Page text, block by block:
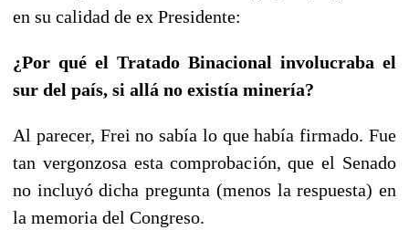
en su calidad de ex Presidente:
¿Por qué el Tratado Binacional involucraba el
sur del país, si allá no existía minería?
Al parecer, Frei no sabía lo que había firmado. Fue
tan vergonzosa esta comprobación, que el Senado
no incluyó dicha pregunta (menos la respuesta) en
la memoria del Congreso.